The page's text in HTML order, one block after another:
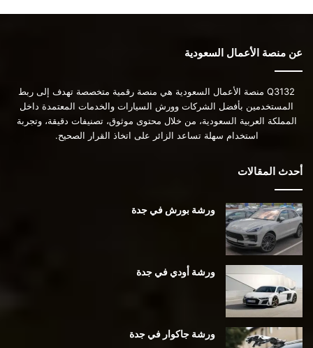
عن منصة الأعمال السعودية
Q3132 منصة الأعمال السعودية هي منصة رقمية متخصصة تهدف إلى ربط
المستخدمين بأفضل الشركات وورش السيارات والخدمات المعتمدة داخل
المملكة العربية السعودية، من خلال محتوى موثوق، تصنيفات دقيقة، وتجربة
استخدام سهلة تساعد الزائر على اتخاذ القرار الصحيح.
أحدث المقالات
ورشة بورش في جدة
ورشة أودي في جدة
ورشة جاكوار في جدة